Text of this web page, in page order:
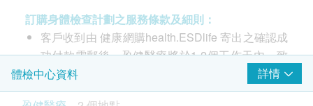
$300 hutchgo.com 旅遊禮券
血液檢查
血色素
白血球
血小板數目
紅血球計數
上腹超聲波
包括肝、膽、脾、胰、腎
HK$2,310.0
超聲波檢查 (肝、膽)
數、大腸腫瘤指標、大便檢查。
注意事項:
- 請詳閱以下「條款及細則」了解更多服務需知及注
意事項
訂購身體檢查計劃之服務條款及細則：
客戶收到由 健康網購health.ESDlife 寄出之確認成
功付款電郵後，盈健醫療將於1-2個工作天內，致
電客戶預約身體檢查的時間及地點。
客戶亦可自行致電2397 2111 向體驗中心職員聯
體檢中心資料
詳情